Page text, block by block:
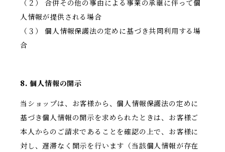
（２） 合併その他の事由による事業の承継に伴って個
人情報が提供される場合
（３） 個人情報保護法の定めに基づき共同利用する場
合
8. 個人情報の開示
当ショップは、お客様から、個人情報保護法の定めに
基づき個人情報の開示を求められたときは、お客様ご
本人からのご請求であることを確認の上で、お客様に
対し、遅滞なく開示を行います（当該個人情報が存在